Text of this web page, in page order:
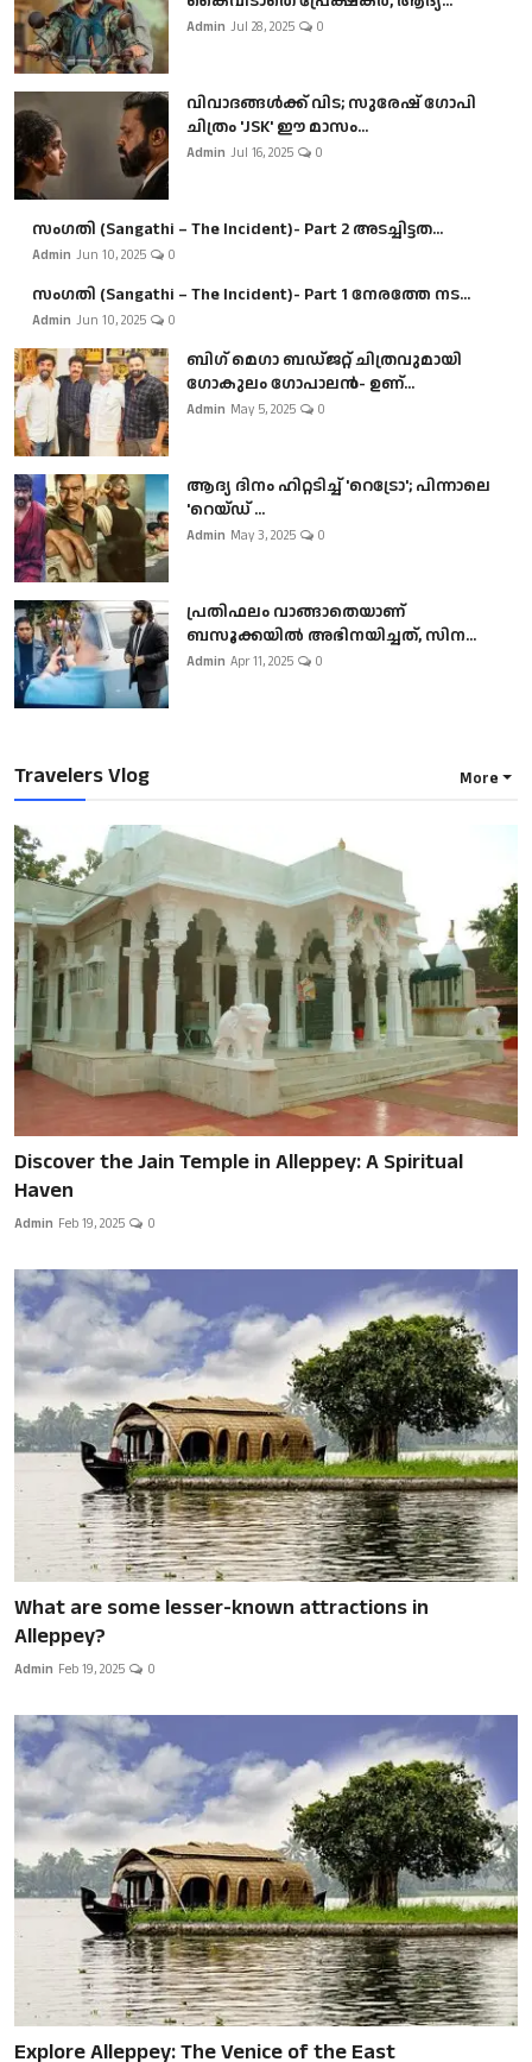
Admin Jul 28, 2025 0
വിവാദങ്ങൾക്ക് വിട; സുരേഷ് ഗോപി
ചിത്രം 'JSK' ഈ മാസം...
Admin Jul 16, 2025 0
സംഗതി (Sangathi – The Incident)- Part 2 അടച്ചിട്ടത...
Admin Jun 10, 2025 0
സംഗതി (Sangathi – The Incident)- Part 1 നേരത്തേ നട...
Admin Jun 10, 2025 0
ബി​ഗ് മെഗാ ബഡ്ജറ്റ് ചിത്രവുമായി
ഗോകുലം ഗോപാലൻ- ഉണ്...
Admin May 5, 2025 0
ആദ്യ ദിനം ഹിറ്റടിച്ച് 'റെട്രോ'; പിന്നാലെ
'റെയ്ഡ് ...
Admin May 3, 2025 0
പ്രതിഫലം വാങ്ങാതെയാണ്
ബസൂക്കയില്‍ അഭിനയിച്ചത്, സിന...
Admin Apr 11, 2025 0
Travelers Vlog More
Discover the Jain Temple in Alleppey: A Spiritual
Haven
Admin Feb 19, 2025 0
What are some lesser-known attractions in
Alleppey?
Admin Feb 19, 2025 0
Explore Alleppey: The Venice of the East